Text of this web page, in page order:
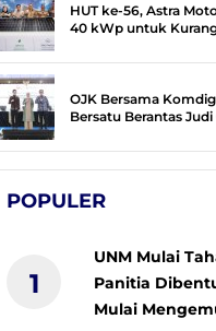
HUT ke-56, Astra
40 kWp untuk
OJK Bersama
Bersatu Berantas
POPULER
1
UNM Mulai
Panitia
Mulai